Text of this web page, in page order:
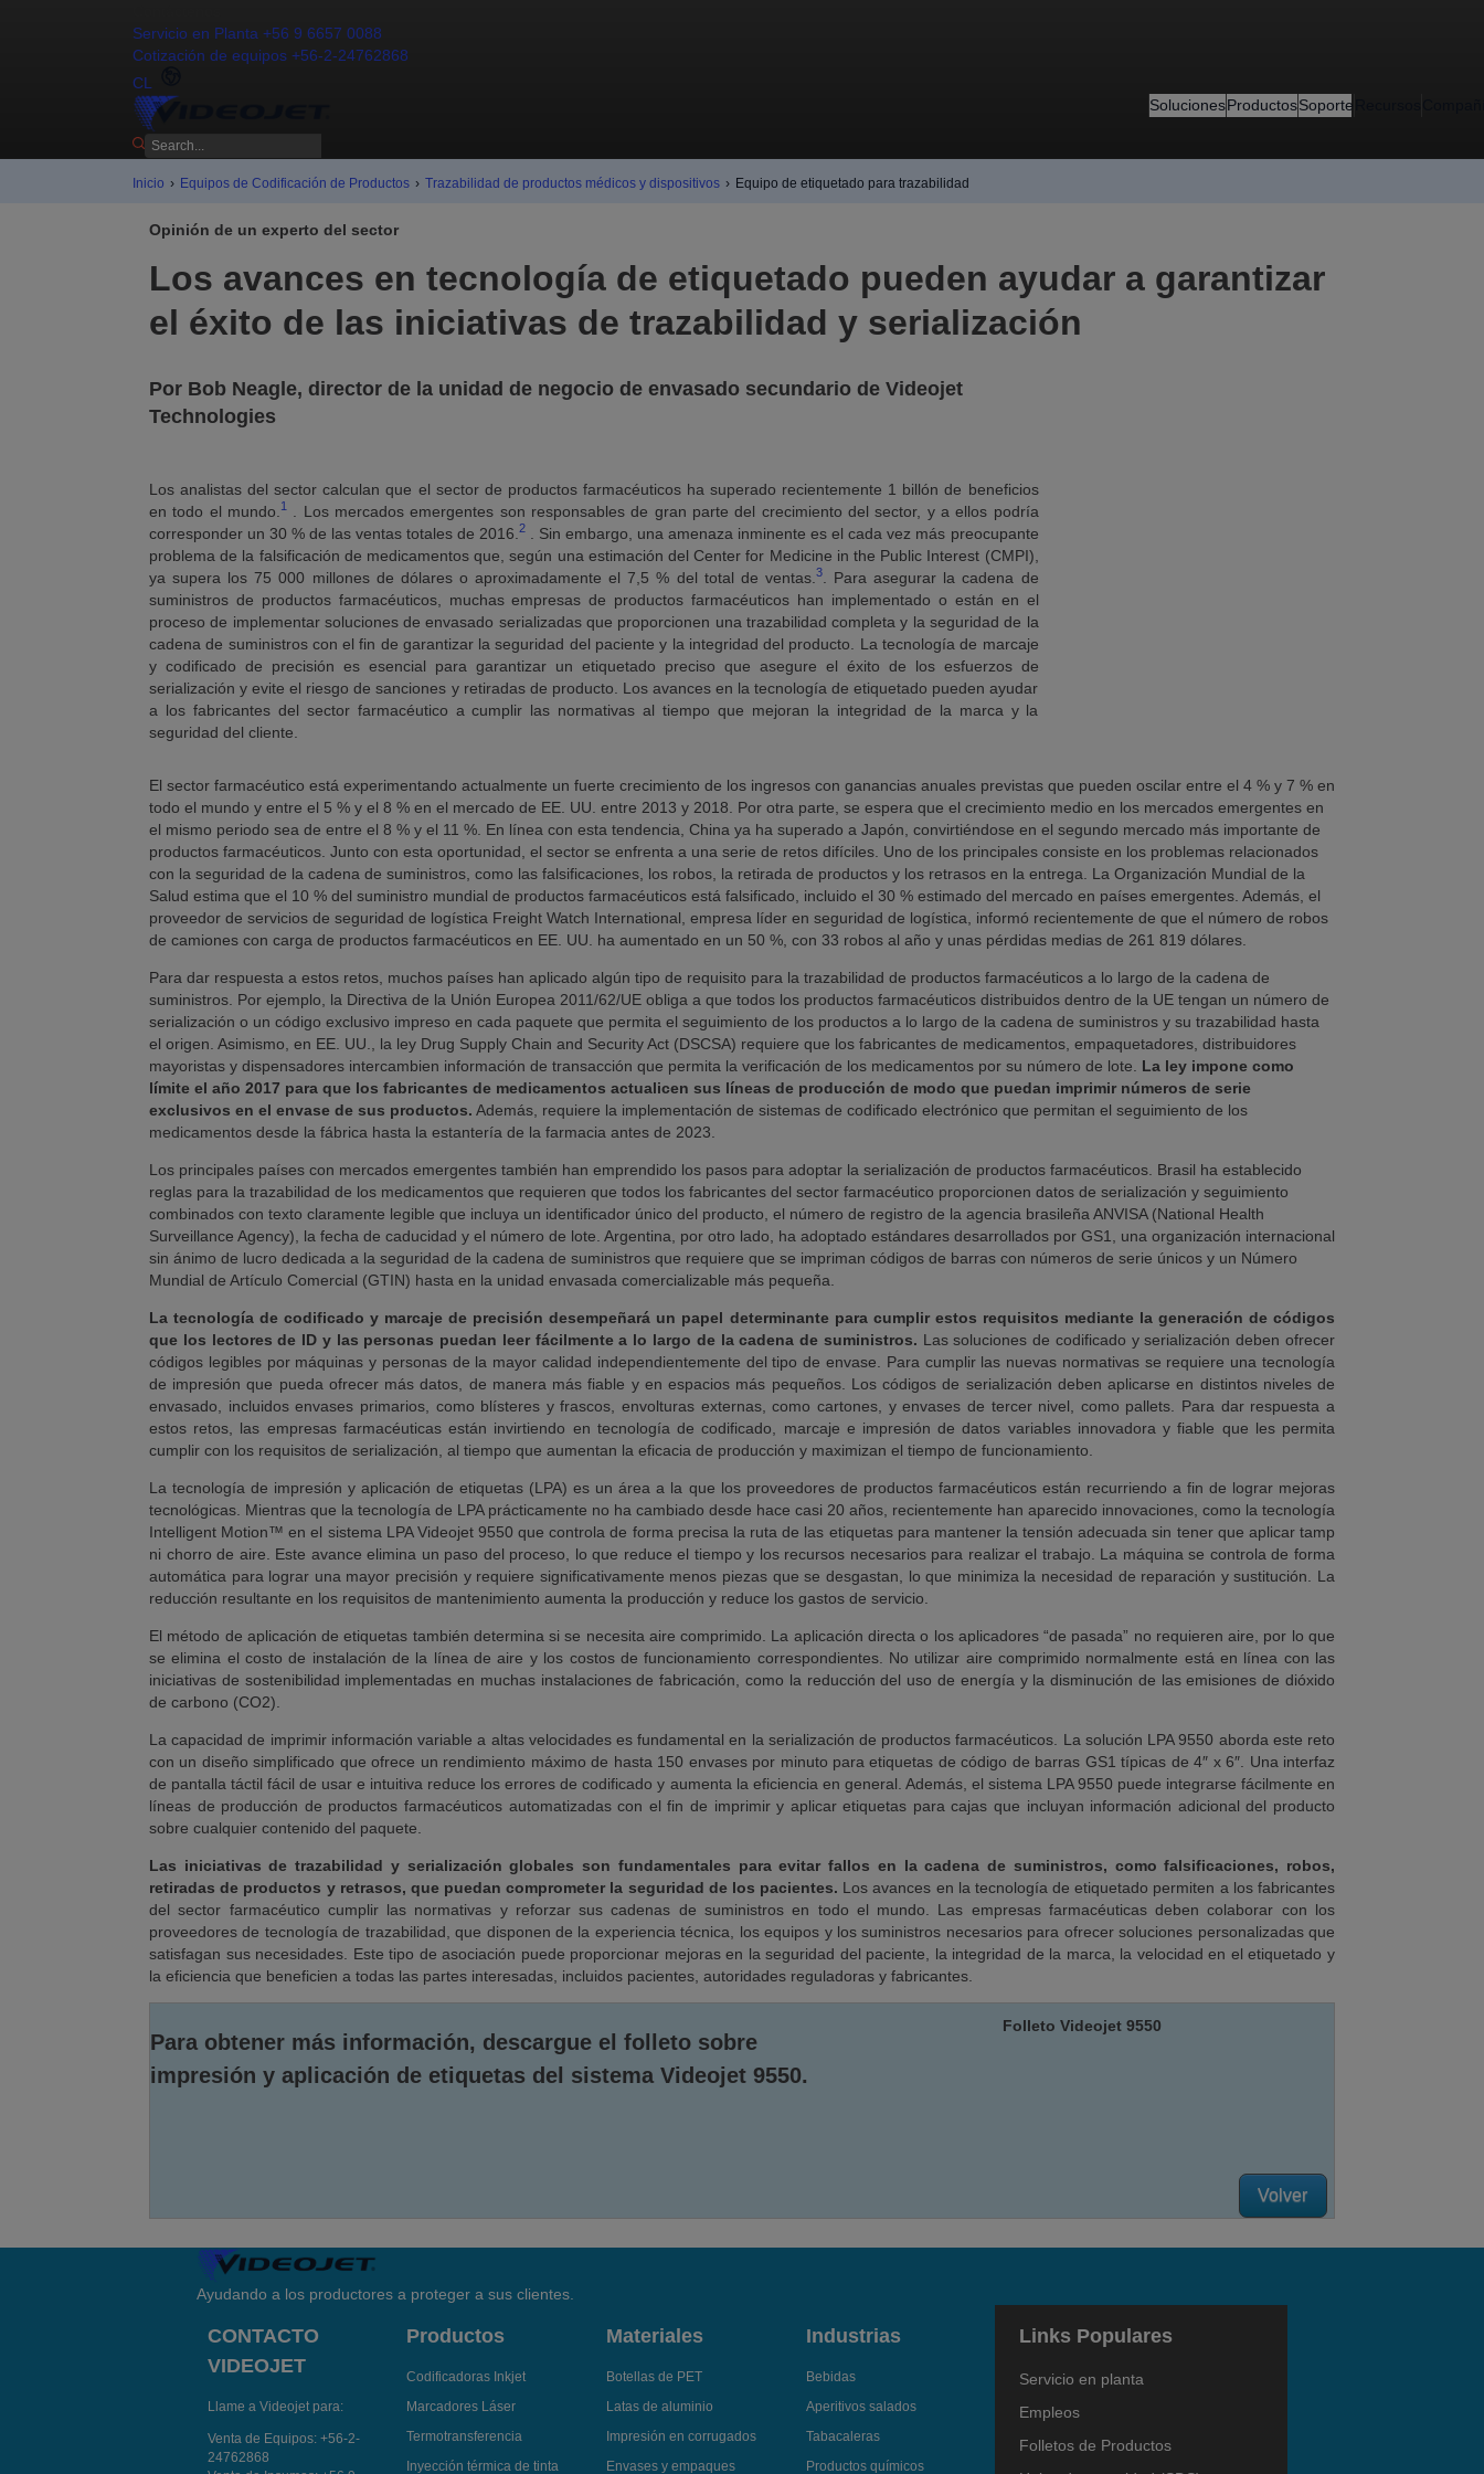
Servicio en Planta +56 9 6657 0088
Cotización de equipos +56-2-24762868
CL
SolucionesProductosSoporte
Inicio › Equipos de Codificación de Productos › Trazabilidad de productos médicos y dispositivos › Equipo de etiquetado para trazabilidad
Opinión de un experto del sector
Los avances en tecnología de etiquetado pueden ayudar a garantizar
el éxito de las iniciativas de trazabilidad y serialización
Por Bob Neagle, director de la unidad de negocio de envasado secundario de Videojet
Technologies
Los analistas del sector calculan que el sector de productos farmacéuticos ha superado recientemente 1 billón de beneficios
en todo el mundo. 1. Los mercados emergentes son responsables de gran parte del crecimiento del sector, y a ellos podría
corresponder un 30 % de las ventas totales de 2016.2
. Sin embargo, una amenaza inminente es el cada vez más preocupante
problema de la falsificación de medicamentos que, según una estimación del Center for Medicine in the Public Interest (CMPI),
ya supera los 75 000 millones de dólares o aproximadamente el 7,5 % del total de ventas. 3. Para asegurar la cadena de
suministros de productos farmacéuticos, muchas empresas de productos farmacéuticos han implementado o están en el
proceso de implementar soluciones de envasado serializadas que proporcionen una trazabilidad completa y la seguridad de la
cadena de suministros con el fin de garantizar la seguridad del paciente y la integridad del producto. La tecnología de marcaje
y codificado de precisión es esencial para garantizar un etiquetado preciso que asegure el éxito de los esfuerzos de
serialización y evite el riesgo de sanciones y retiradas de producto. Los avances en la tecnología de etiquetado pueden ayudar
a los fabricantes del sector farmacéutico a cumplir las normativas al tiempo que mejoran la integridad de la marca y la
seguridad del cliente.
El sector farmacéutico está experimentando actualmente un fuerte crecimiento de los ingresos con ganancias anuales previstas que pueden oscilar entre el 4 % y 7 % en
todo el mundo y entre el 5 % y el 8 % en el mercado de EE. UU. entre 2013 y 2018. Por otra parte, se espera que el crecimiento medio en los mercados emergentes en
el mismo periodo sea de entre el 8 % y el 11 %. En línea con esta tendencia, China ya ha superado a Japón, convirtiéndose en el segundo mercado más importante de
productos farmacéuticos. Junto con esta oportunidad, el sector se enfrenta a una serie de retos difíciles. Uno de los principales consiste en los problemas relacionados
con la seguridad de la cadena de suministros, como las falsificaciones, los robos, la retirada de productos y los retrasos en la entrega. La Organización Mundial de la
Salud estima que el 10 % del suministro mundial de productos farmacéuticos está falsificado, incluido el 30 % estimado del mercado en países emergentes. Además, el
proveedor de servicios de seguridad de logística Freight Watch International, empresa líder en seguridad de logística, informó recientemente de que el número de robos
de camiones con carga de productos farmacéuticos en EE. UU. ha aumentado en un 50 %, con 33 robos al año y unas pérdidas medias de 261 819 dólares.
Para dar respuesta a estos retos, muchos países han aplicado algún tipo de requisito para la trazabilidad de productos farmacéuticos a lo largo de la cadena de
suministros. Por ejemplo, la Directiva de la Unión Europea 2011/62/UE obliga a que todos los productos farmacéuticos distribuidos dentro de la UE tengan un número de
serialización o un código exclusivo impreso en cada paquete que permita el seguimiento de los productos a lo largo de la cadena de suministros y su trazabilidad hasta
el origen. Asimismo, en EE. UU., la ley Drug Supply Chain and Security Act (DSCSA) requiere que los fabricantes de medicamentos, empaquetadores, distribuidores
mayoristas y dispensadores intercambien información de transacción que permita la verificación de los medicamentos por su número de lote. La ley impone como
límite el año 2017 para que los fabricantes de medicamentos actualicen sus líneas de producción de modo que puedan imprimir números de serie
exclusivos en el envase de sus productos. Además, requiere la implementación de sistemas de codificado electrónico que permitan el seguimiento de los
medicamentos desde la fábrica hasta la estantería de la farmacia antes de 2023.
Los principales países con mercados emergentes también han emprendido los pasos para adoptar la serialización de productos farmacéuticos. Brasil ha establecido
reglas para la trazabilidad de los medicamentos que requieren que todos los fabricantes del sector farmacéutico proporcionen datos de serialización y seguimiento
combinados con texto claramente legible que incluya un identificador único del producto, el número de registro de la agencia brasileña ANVISA (National Health
Surveillance Agency), la fecha de caducidad y el número de lote. Argentina, por otro lado, ha adoptado estándares desarrollados por GS1, una organización internacional
sin ánimo de lucro dedicada a la seguridad de la cadena de suministros que requiere que se impriman códigos de barras con números de serie únicos y un Número
Mundial de Artículo Comercial (GTIN) hasta en la unidad envasada comercializable más pequeña.
La tecnología de codificado y marcaje de precisión desempeñará un papel determinante para cumplir estos requisitos mediante la generación de códigos
que los lectores de ID y las personas puedan leer fácilmente a lo largo de la cadena de suministros. Las soluciones de codificado y serialización deben ofrecer
códigos legibles por máquinas y personas de la mayor calidad independientemente del tipo de envase. Para cumplir las nuevas normativas se requiere una tecnología
de impresión que pueda ofrecer más datos, de manera más fiable y en espacios más pequeños. Los códigos de serialización deben aplicarse en distintos niveles de
envasado, incluidos envases primarios, como blísteres y frascos, envolturas externas, como cartones, y envases de tercer nivel, como pallets. Para dar respuesta a
estos retos, las empresas farmacéuticas están invirtiendo en tecnología de codificado, marcaje e impresión de datos variables innovadora y fiable que les permita
cumplir con los requisitos de serialización, al tiempo que aumentan la eficacia de producción y maximizan el tiempo de funcionamiento.
La tecnología de impresión y aplicación de etiquetas (LPA) es un área a la que los proveedores de productos farmacéuticos están recurriendo a fin de lograr mejoras
tecnológicas. Mientras que la tecnología de LPA prácticamente no ha cambiado desde hace casi 20 años, recientemente han aparecido innovaciones, como la tecnología
Intelligent Motion™ en el sistema LPA Videojet 9550 que controla de forma precisa la ruta de las etiquetas para mantener la tensión adecuada sin tener que aplicar tamp
ni chorro de aire. Este avance elimina un paso del proceso, lo que reduce el tiempo y los recursos necesarios para realizar el trabajo. La máquina se controla de forma
automática para lograr una mayor precisión y requiere significativamente menos piezas que se desgastan, lo que minimiza la necesidad de reparación y sustitución. La
reducción resultante en los requisitos de mantenimiento aumenta la producción y reduce los gastos de servicio.
El método de aplicación de etiquetas también determina si se necesita aire comprimido. La aplicación directa o los aplicadores “de pasada” no requieren aire, por lo que
se elimina el costo de instalación de la línea de aire y los costos de funcionamiento correspondientes. No utilizar aire comprimido normalmente está en línea con las
iniciativas de sostenibilidad implementadas en muchas instalaciones de fabricación, como la reducción del uso de energía y la disminución de las emisiones de dióxido
de carbono (CO2).
La capacidad de imprimir información variable a altas velocidades es fundamental en la serialización de productos farmacéuticos. La solución LPA 9550 aborda este reto
con un diseño simplificado que ofrece un rendimiento máximo de hasta 150 envases por minuto para etiquetas de código de barras GS1 típicas de 4″ x 6″. Una interfaz
de pantalla táctil fácil de usar e intuitiva reduce los errores de codificado y aumenta la eficiencia en general. Además, el sistema LPA 9550 puede integrarse fácilmente en
líneas de producción de productos farmacéuticos automatizadas con el fin de imprimir y aplicar etiquetas para cajas que incluyan información adicional del producto
sobre cualquier contenido del paquete.
Las iniciativas de trazabilidad y serialización globales son fundamentales para evitar fallos en la cadena de suministros, como falsificaciones, robos,
retiradas de productos y retrasos, que puedan comprometer la seguridad de los pacientes. Los avances en la tecnología de etiquetado permiten a los fabricantes
del sector farmacéutico cumplir las normativas y reforzar sus cadenas de suministros en todo el mundo. Las empresas farmacéuticas deben colaborar con los
proveedores de tecnología de trazabilidad, que disponen de la experiencia técnica, los equipos y los suministros necesarios para ofrecer soluciones personalizadas que
satisfagan sus necesidades. Este tipo de asociación puede proporcionar mejoras en la seguridad del paciente, la integridad de la marca, la velocidad en el etiquetado y
la eficiencia que beneficien a todas las partes interesadas, incluidos pacientes, autoridades reguladoras y fabricantes.
Para obtener más información, descargue el folleto sobre
impresión y aplicación de etiquetas del sistema Videojet 9550.
Folleto Videojet 9550
Volver
Ayudando a los productores a proteger a sus clientes.
CONTACTO
VIDEOJET
Llame a Videojet para:
Venta de Equipos: +56-2-
24762868
Productos
Codificadoras Inkjet
Marcadores Láser
Termotransferencia
Inyección térmica de tinta
Materiales
Botellas de PET
Latas de aluminio
Impresión en corrugados
Envases y empaques
Industrias
Bebidas
Aperitivos salados
Tabacaleras
Productos químicos
Links Populares
Servicio en planta
Empleos
Folletos de Productos